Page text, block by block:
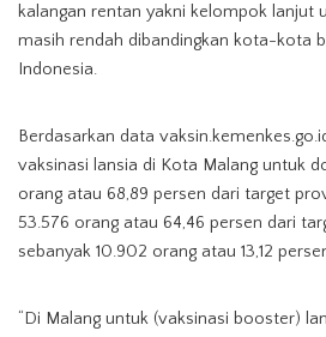
kalangan rentan yakni kelompok lanjut
masih rendah dibandingkan kota-kota
Indonesia.
Berdasarkan data
vaksinasi lansia di Kota Malang untuk
orang atau 68,89 persen dari target
53.576 orang atau 64,46 persen dari
sebanyak 10.902 orang atau 13,12
“Di Malang untuk (vaksinasi booster)